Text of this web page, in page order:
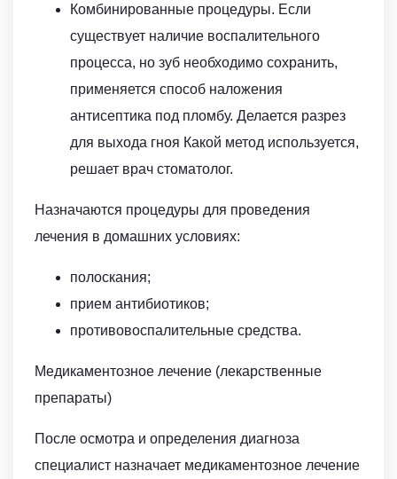
Комбинированные процедуры. Если
существует наличие воспалительного
процесса, но зуб необходимо сохранить,
применяется способ наложения
антисептика под пломбу. Делается разрез
для выхода гноя Какой метод используется,
решает врач стоматолог.
Назначаются процедуры для проведения
лечения в домашних условиях:
полоскания;
прием антибиотиков;
противовоспалительные средства.
Медикаментозное лечение (лекарственные
препараты)
После осмотра и определения диагноза
специалист назначает медикаментозное лечение